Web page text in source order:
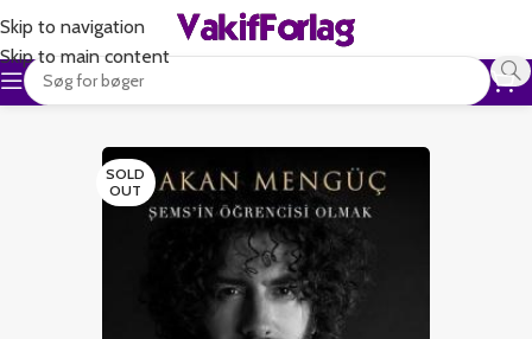
Skip to navigation
Skip to main content
SOLD
OUT